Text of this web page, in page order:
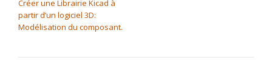
Créer une Librairie Kicad à
partir d’un logiciel 3D:
Modélisation du composant.